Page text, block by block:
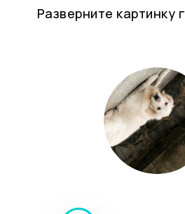
Разверните картинку